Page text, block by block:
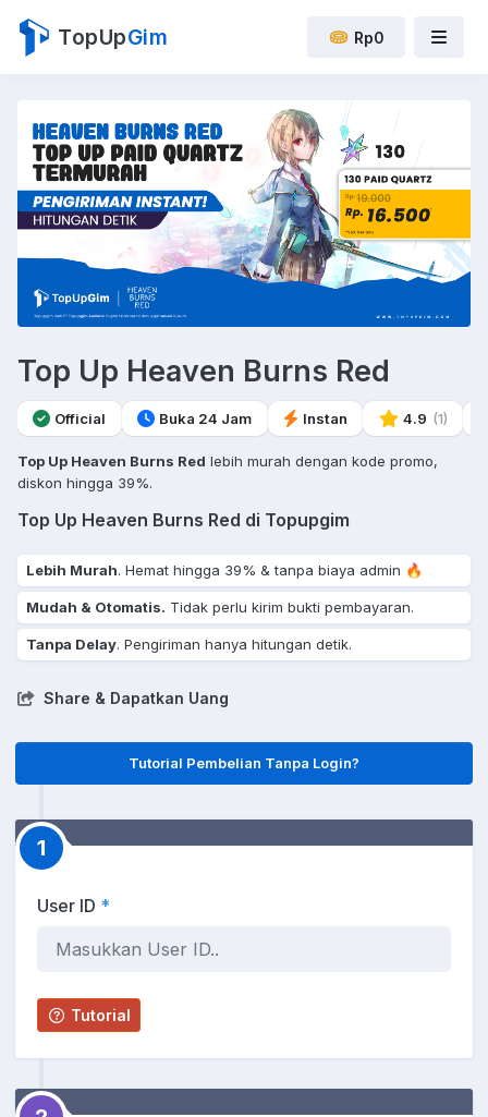
TopUpGim Rp0
Top Up Heaven Burns Red
Official Buka 24 Jam Instan 4.9 (1)
Top Up Heaven Burns Red lebih murah dengan kode promo,
diskon hingga 39%.
Top Up Heaven Burns Red di Topupgim
Lebih Murah. Hemat hingga 39% & tanpa biaya admin 🔥
Mudah & Otomatis. Tidak perlu kirim bukti pembayaran.
Tanpa Delay. Pengiriman hanya hitungan detik.
Share & Dapatkan Uang
Tutorial Pembelian Tanpa Login?
1
User ID *
Tutorial